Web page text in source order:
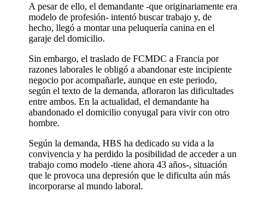
A pesar de ello, el demandante -que originariamente era
modelo de profesión- intentó buscar trabajo y, de
hecho, llegó a montar una peluquería canina en el
garaje del domicilio.
Sin embargo, el traslado de FCMDC a Francia por
razones laborales le obligó a abandonar este incipiente
negocio por acompañarle, aunque en este periodo,
según el texto de la demanda, afloraron las dificultades
entre ambos. En la actualidad, el demandante ha
abandonado el domicilio conyugal para vivir con otro
hombre.
Según la demanda, HBS ha dedicado su vida a la
convivencia y ha perdido la posibilidad de acceder a un
trabajo como modelo -tiene ahora 43 años-, situación
que le provoca una depresión que le dificulta aún más
incorporarse al mundo laboral.